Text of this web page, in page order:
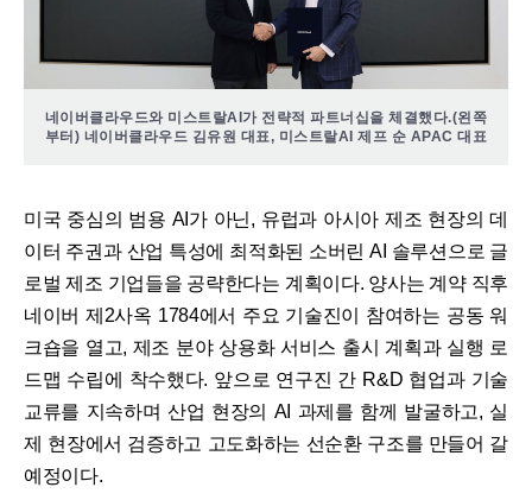
네이버클라우드와 미스트랄AI가 전략적 파트너십을 체결했다.(왼쪽
부터) 네이버클라우드 김유원 대표, 미스트랄AI 제프 순 APAC 대표
미국 중심의 범용 AI가 아닌, 유럽과 아시아 제조 현장의 데
이터 주권과 산업 특성에 최적화된 소버린 AI 솔루션으로 글
로벌 제조 기업들을 공략한다는 계획이다. 양사는 계약 직후
네이버 제2사옥 1784에서 주요 기술진이 참여하는 공동 워
크숍을 열고, 제조 분야 상용화 서비스 출시 계획과 실행 로
드맵 수립에 착수했다. 앞으로 연구진 간 R&D 협업과 기술
교류를 지속하며 산업 현장의 AI 과제를 함께 발굴하고, 실
제 현장에서 검증하고 고도화하는 선순환 구조를 만들어 갈
예정이다.